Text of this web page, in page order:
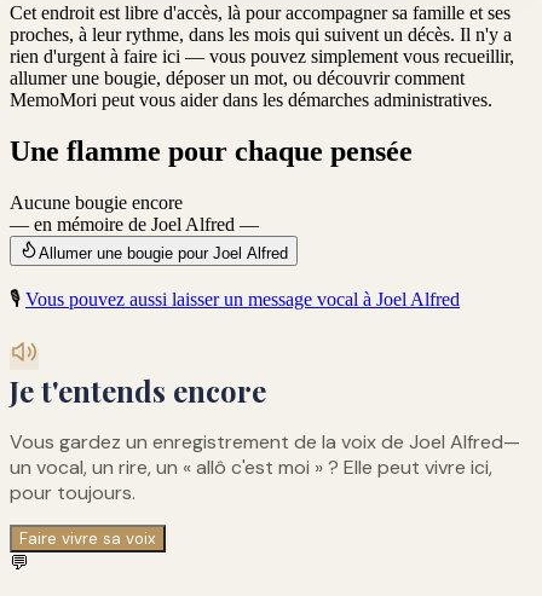
Cet endroit est libre d'accès, là pour accompagner sa famille et ses
proches, à leur rythme, dans les mois qui suivent un décès. Il n'y a
rien d'urgent à faire ici — vous pouvez simplement vous recueillir,
allumer une bougie, déposer un mot, ou découvrir comment
MemoMori peut vous aider dans les démarches administratives.
Une flamme pour chaque pensée
Aucune bougie encore
— en mémoire de Joel Alfred —
Allumer une bougie pour Joel Alfred
🎙️ Vous pouvez aussi laisser un message vocal à Joel Alfred
Je t'entends encore
Vous gardez un enregistrement de la voix de Joel Alfred—
un vocal, un rire, un « allô c'est moi » ? Elle peut vivre ici,
pour toujours.
Faire vivre sa voix
💬